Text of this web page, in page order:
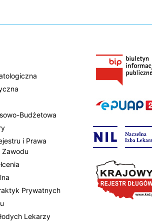
Budżetowa
i Prawa
Zawodu
Prywatnych
Lekarzy